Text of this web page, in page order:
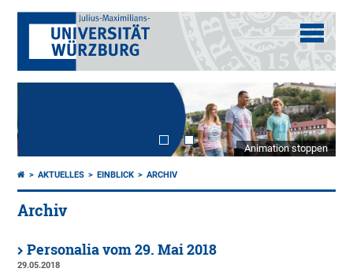
Animation stoppen
AKTUELLES EINBLICK ARCHIV
Archiv
Personalia vom 29. Mai 2018
29.05.2018